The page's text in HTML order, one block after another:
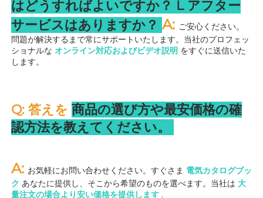
はどうすればよいですか？ L アフター
サービスはありますか？ A: ご安心ください。
問題が解決するまで常にサポートいたします。当社のプロフェッ
ショナルな オンライン対応およびビデオ説明 をすぐに送信いた
します。
Q: 答えを 商品の選び方や最安価格の確
認方法を教えてください。
A: お気軽にお問い合わせください。すぐさま 電気カタログブッ
ク あなたに提供し、そこから希望のものを選べます。当社は 大
量注文の場合より安い価格を提供します .